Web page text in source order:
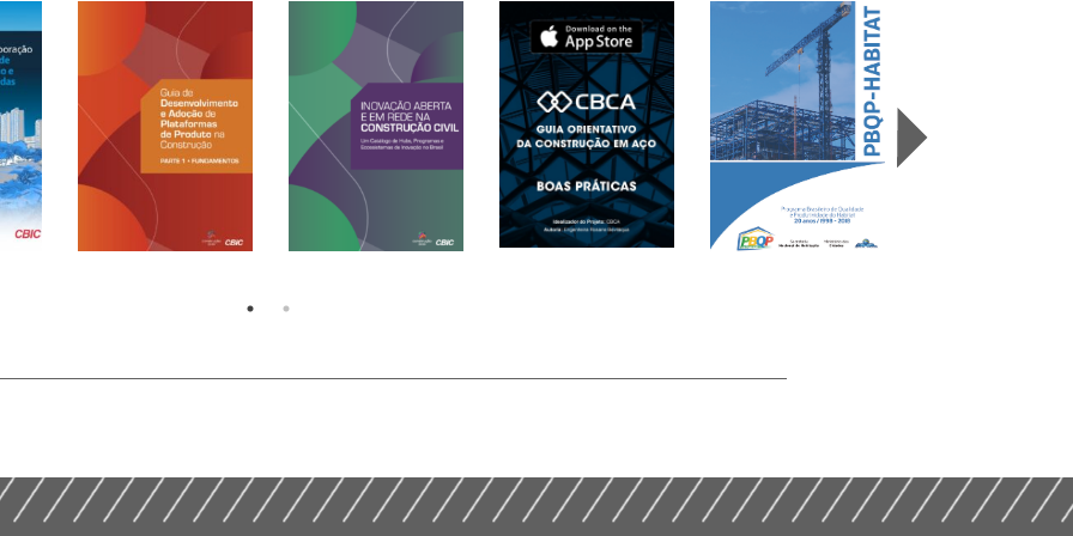
Construção (2025)
2024
App Store – (2019)
Habitat (2019)
Final (2018)